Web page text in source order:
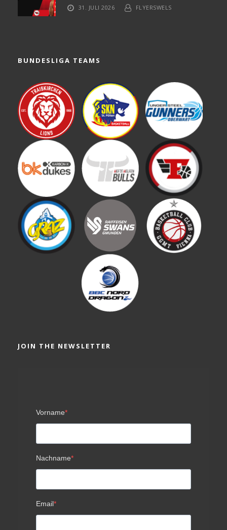
31. JULI 2026 FLYERSWELS
BUNDESLIGA TEAMS
JOIN THE NEWSLETTER